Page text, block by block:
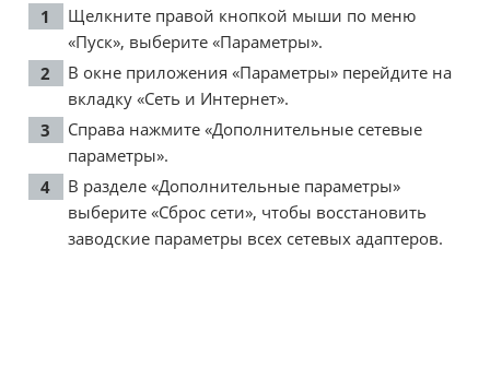
Щелкните правой кнопкой мыши по меню
«Пуск», выберите «Параметры».
В окне приложения «Параметры» перейдите на
вкладку «Сеть и Интернет».
Справа нажмите «Дополнительные сетевые
параметры».
В разделе «Дополнительные параметры»
выберите «Сброс сети», чтобы восстановить
заводские параметры всех сетевых адаптеров.